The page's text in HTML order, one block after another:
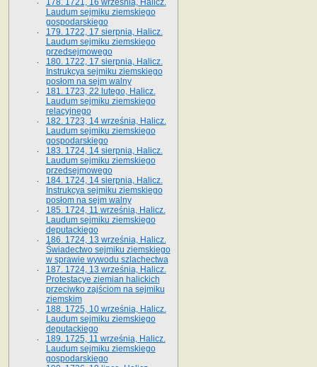
178. 1721, 16 września, Halicz.
Laudum sejmiku ziemskiego
gospodarskiego
179. 1722, 17 sierpnia, Halicz.
Laudum sejmiku ziemskiego
przedsejmowego
180. 1722, 17 sierpnia, Halicz.
Instrukcya sejmiku ziemskiego
posłom na sejm walny
181. 1723, 22 lutego, Halicz.
Laudum sejmiku ziemskiego
relacyjnego
182. 1723, 14 września, Halicz.
Laudum sejmiku ziemskiego
gospodarskiego
183. 1724, 14 sierpnia, Halicz.
Laudum sejmiku ziemskiego
przedsejmowego
184. 1724, 14 sierpnia, Halicz.
Instrukcya sejmiku ziemskiego
posłom na sejm walny
185. 1724, 11 września, Halicz.
Laudum sejmiku ziemskiego
deputackiego
186. 1724, 13 września, Halicz.
Świadectwo sejmiku ziemskiego
w sprawie wywodu szlachectwa
187. 1724, 13 września, Halicz.
Protestacye ziemian halickich
przeciwko zajściom na sejmiku
ziemskim
188. 1725, 10 września, Halicz.
Laudum sejmiku ziemskiego
deputackiego
189. 1725, 11 września, Halicz.
Laudum sejmiku ziemskiego
gospodarskiego